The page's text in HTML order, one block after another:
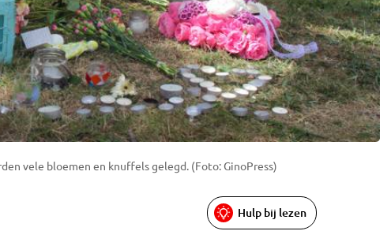
vele bloemen en knuffels gelegd. (Foto: GinoPress)
Hulp bij lezen